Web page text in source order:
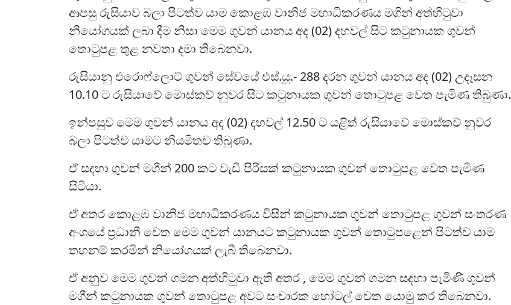
ආපසු රුසියාව බලා පිටත්ව යාම කොළඹ වානිජ මහාධිකරණය මගින් අත්හිටුවා
නියෝගයක් ලබා දීම නිසා මෙම ගුවන් යානය අද (02) දහවල් සිට කටුනායක ගුවන්
තොටුපළ තුළ නවතා දමා තිබෙනවා.
රුසියානු එරොෆ්ලොට් ගුවන් සේවයේ එස්.යූ.- 288 දරන ගුවන් යානය අද (02) උදෑසන
10.10 ට රුසියාවේ මොස්කව් නුවර සිට කටුනායක ගුවන් තොටුපළ වෙත පැමිණ තිබුණා.
ඉන්පසුව මෙම ගුවන් යානය අද (02) දහවල් 12.50 ට යළිත් රුසියාවේ මොස්කව් නුවර
බලා පිටත්ව යාමට නියමිතව තිබුණා.
ඒ සදහා ගුවන් මගීන් 200 කට වැඩි පිරිසක් කටුනායක ගුවන් තොටුපළ වෙත පැමිණ
සිටියා.
ඒ අතර කොළඹ වානිජ මහාධිකරණය විසින් කටුනායක ගුවන් තොටුපළ ගුවන් සංතරණ
අංශයේ ප්‍රධානී වෙත මෙම ගුවන් යානයට කටුනායක ගුවන් තොටුපළෙන් පිටත්ව යාම
තහනම් කරමින් නියෝගයක් ලැබී තිබෙනවා.
ඒ අනුව මෙම ගුවන් ගමන අත්හිටුවා ඇති අතර , මෙම ගුවන් ගමන සදහා පැමිණි ගුවන්
මගීන් කටුනායක ගුවන් තොටුපළ අවට සංචාරක හෝටල් වෙත යොමු කර තිබෙනවා.